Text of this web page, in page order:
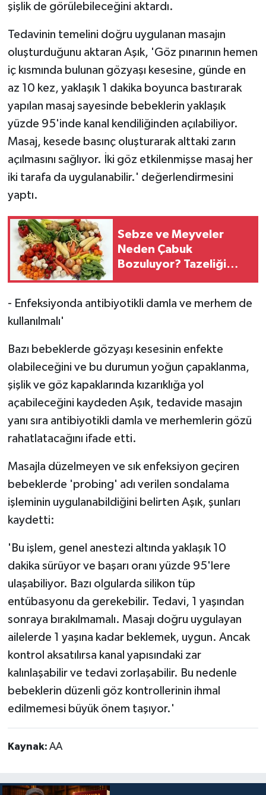
şişlik de görülebileceğini aktardı.
Tedavinin temelini doğru uygulanan masajın
oluşturduğunu aktaran Aşık, 'Göz pınarının hemen
iç kısmında bulunan gözyaşı kesesine, günde en
az 10 kez, yaklaşık 1 dakika boyunca bastırarak
yapılan masaj sayesinde bebeklerin yaklaşık
yüzde 95'inde kanal kendiliğinden açılabiliyor.
Masaj, kesede basınç oluşturarak alttaki zarın
açılmasını sağlıyor. İki göz etkilenmişse masaj her
iki tarafa da uygulanabilir.' değerlendirmesini
yaptı.
Sebze ve Meyveler
Neden Çabuk
Bozuluyor? Tazeliği
- Enfeksiyonda antibiyotikli damla ve merhem de
kullanılmalı'
Bazı bebeklerde gözyaşı kesesinin enfekte
olabileceğini ve bu durumun yoğun çapaklanma,
şişlik ve göz kapaklarında kızarıklığa yol
açabileceğini kaydeden Aşık, tedavide masajın
yanı sıra antibiyotikli damla ve merhemlerin gözü
rahatlatacağını ifade etti.
Masajla düzelmeyen ve sık enfeksiyon geçiren
bebeklerde 'probing' adı verilen sondalama
işleminin uygulanabildiğini belirten Aşık, şunları
kaydetti:
'Bu işlem, genel anestezi altında yaklaşık 10
dakika sürüyor ve başarı oranı yüzde 95'lere
ulaşabiliyor. Bazı olgularda silikon tüp
entübasyonu da gerekebilir. Tedavi, 1 yaşından
sonraya bırakılmamalı. Masajı doğru uygulayan
ailelerde 1 yaşına kadar beklemek, uygun. Ancak
kontrol aksatılırsa kanal yapısındaki zar
kalınlaşabilir ve tedavi zorlaşabilir. Bu nedenle
bebeklerin düzenli göz kontrollerinin ihmal
edilmemesi büyük önem taşıyor.'
Kaynak: AA